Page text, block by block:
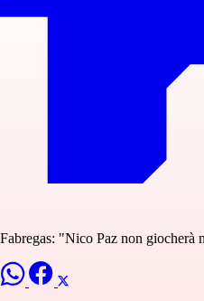
Fabregas: "Nico Paz non giocherà